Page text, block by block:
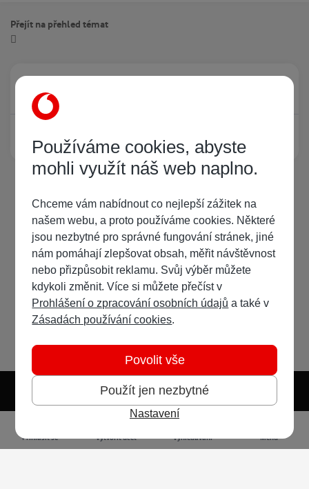
Přejít na přehled témat
Žádný registrovaný uživatel si neprohlíží tuto stránku
Světlý režim Předvolba systému
Přihlásit se Vytvořit účet Vyhledávání Menu
Používáme cookies, abyste
mohli využít náš web naplno.
Chceme vám nabídnout co nejlepší zážitek na
našem webu, a proto používáme cookies. Některé
jsou nezbytné pro správné fungování stránek, jiné
nám pomáhají zlepšovat obsah, měřit návštěvnost
nebo přizpůsobit reklamu. Svůj výběr můžete
kdykoli změnit. Více si můžete přečíst v
Prohlášení o zpracování osobních údajů a také v
Zásadách používání cookies.
Použít jen nezbytné
Povolit vše
Nastavení